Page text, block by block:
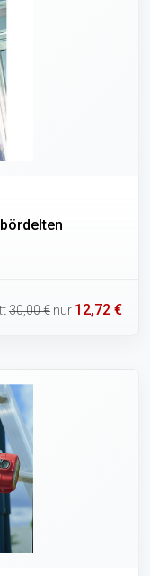
30,00 € nur 12,72 €